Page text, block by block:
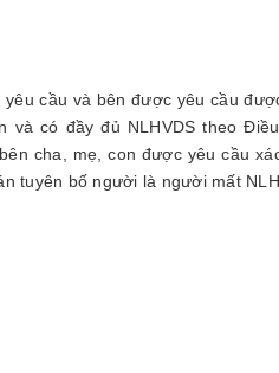
cầu và bên được yêu cầu
có đầy đủ NLHVDS theo
cha, mẹ, con được yêu cầu
tuyên bố người là người mất